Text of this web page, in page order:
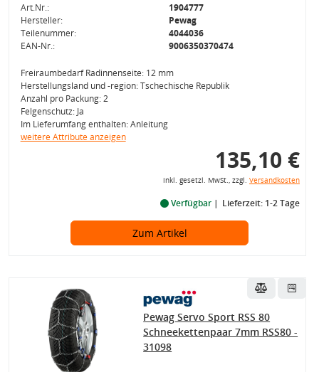
Art.Nr.:
1904777
Hersteller:
Pewag
Teilenummer:
4044036
EAN-Nr.:
9006350370474
Freiraumbedarf Radinnenseite: 12 mm
Herstellungsland und -region: Tschechische Republik
Anzahl pro Packung: 2
Felgenschutz: Ja
Im Lieferumfang enthalten: Anleitung
weitere Attribute anzeigen
135,10 €
inkl. gesetzl. MwSt., zzgl. Versandkosten
Verfügbar Lieferzeit: 1-2 Tage
Zum Artikel
Pewag Servo Sport RSS 80
Schneekettenpaar 7mm RSS80 -
31098